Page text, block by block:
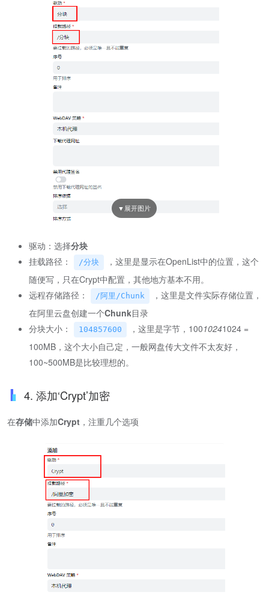
驱动：选择分块
挂载路径：
/分块
，这里是显示在OpenList中的位置，这个
随便写，只在Crypt中配置，其他地方基本不用。
远程存储路径：
/阿里/Chunk
，这里是文件实际存储位置，
在阿里云盘创建一个Chunk目录
分块大小：
104857600 ，这里是字节，10010241024 =
100MB，这个大小自己定，一般网盘传大文件不太友好，
100~500MB是比较理想的。
4. 添加‘Crypt’加密
在存储中添加Crypt ，注重几个选项